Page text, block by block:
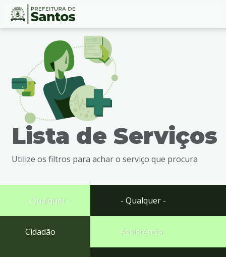
Ir
busca
Ir
rodapé
Conteúdo
Lista de Serviços
Utilize os filtros para achar o serviço que procura
- Qualquer -
Cidadão
- Qualquer -
Assistência